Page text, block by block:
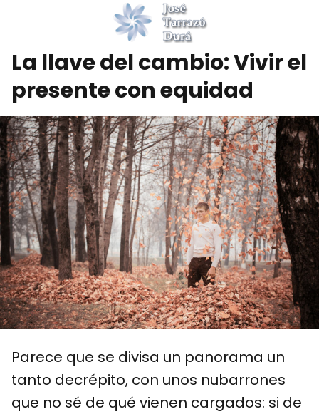
La llave del cambio: Vivir el
presente con equidad
Parece que se divisa un panorama un
tanto decrépito, con unos nubarrones
que no sé de qué vienen cargados: si de